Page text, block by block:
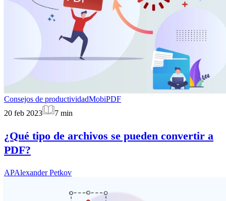
Consejos de productividadMobiPDF
20 feb 2023
7 min
¿Qué tipo de archivos se pueden convertir a
PDF?
APAlexander Petkov